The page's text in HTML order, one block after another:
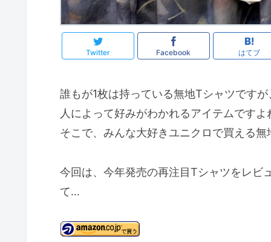
Twitter Facebook はてブ
誰もが1枚は持っている無地Tシャツです
人によって好みがわかれるアイテムですよ
そこで、みんな大好きユニクロで買える
今回は、今年発売の再注目Tシャツをレビ
て…